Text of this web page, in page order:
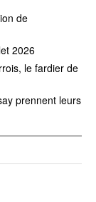
de
2026
le fardier de
prennent leurs